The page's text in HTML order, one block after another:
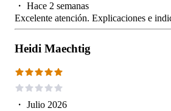
・ Hace 2 semanas
Excelente atención. Explicaciones e
Heidi Maechtig
・ Julio 2026